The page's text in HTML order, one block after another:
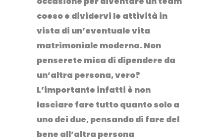
coeso e dividervi le attività in
vista di un’eventuale vita
matrimoniale moderna. Non
penserete mica di dipendere da
un’altra persona, vero?
L’importante infatti è non
lasciare fare tutto quanto solo a
uno dei due, pensando di fare del
bene all’altra persona